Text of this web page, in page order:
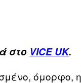
στο VICE UK.
όμορφο,